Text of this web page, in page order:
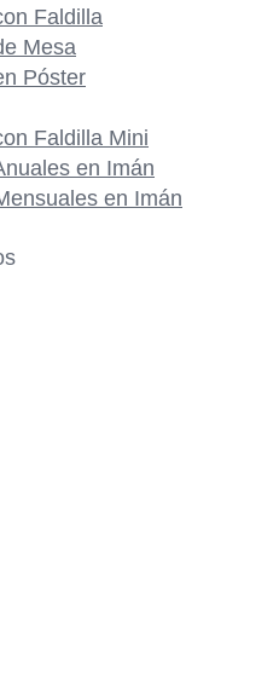
Faldilla
Mesa
Póster
Faldilla Mini
en Imán
en Imán